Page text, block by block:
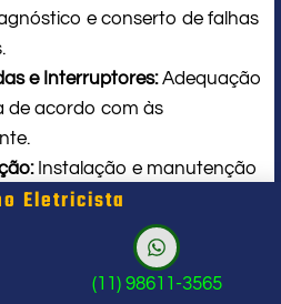
e conserto de falhas
e Interruptores:Adequação
de acordo com às
Instalação e manutenção
gerenciar a distribuição
Revisões regulares para
elétrica esteja em boas
Eletricista
(11) 98611-3565